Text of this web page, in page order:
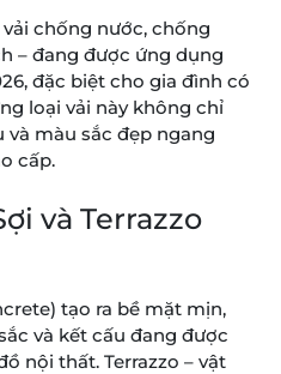
chống nước, chống
– đang được ứng dụng
đặc biệt cho gia đình có
loại vải này không chỉ
màu sắc đẹp ngang
cấp.
và Terrazzo
tạo ra bề mặt mịn,
và kết cấu đang được
nội thất. Terrazzo – vật